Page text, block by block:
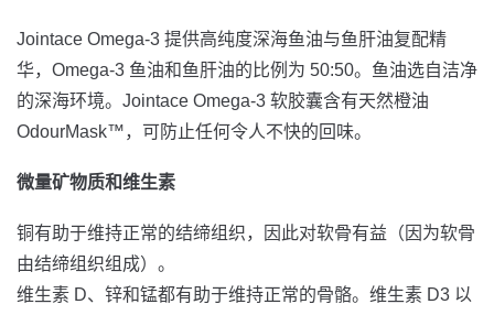
Jointace Omega-3 提供高纯度深海鱼油与鱼肝油复配精
华，Omega-3 鱼油和鱼肝油的比例为 50:50。鱼油选自洁净
的深海环境。Jointace Omega-3 软胶囊含有天然橙油
OdourMask™，可防止任何令人不快的回味。
微量矿物质和维生素
铜有助于维持正常的结缔组织，因此对软骨有益（因为软骨
由结缔组织组成）。
维生素 D、锌和锰都有助于维持正常的骨骼。维生素 D3 以